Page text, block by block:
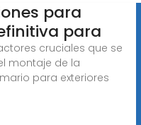
para
para
cruciales que se
montaje de la
para exteriores